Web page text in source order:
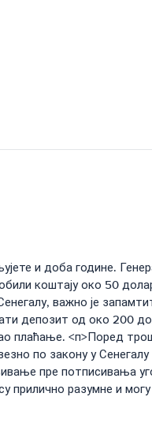
и доба године.
коштају око 50
важно је
депозит од око 200
плаћање. <п>Поред
по закону у
пре потписивања
прилично разумне и